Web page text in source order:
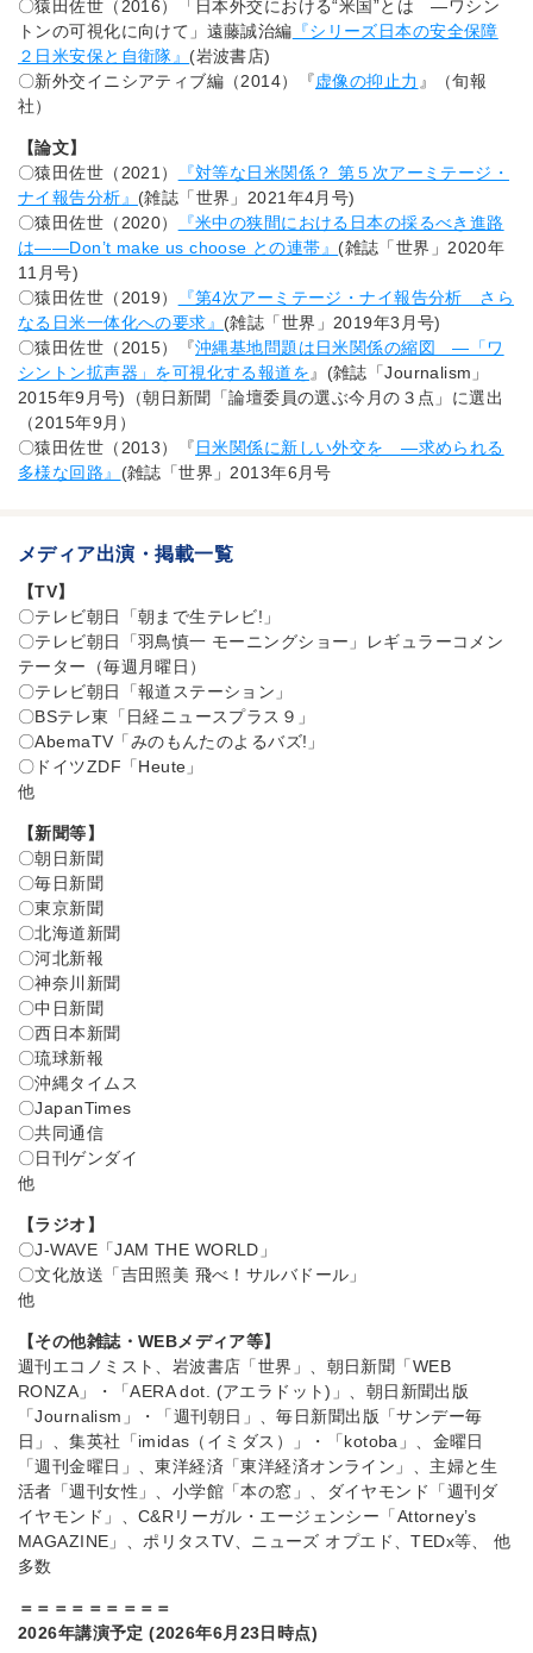
〇猿田佐世（2016）「日本外交における“米国”とは ―ワシン
トンの可視化に向けて」遠藤誠治編 『シリーズ日本の安全保障
２日米安保と自衛隊』 (岩波書店)
〇新外交イニシアティブ編（2014）『虚像の抑止力 』（旬報
社）
【論文】
〇猿田佐世（2021）
『対等な日米関係？ 第５次アーミテージ・
ナイ報告分析』 (雑誌「世界」2021年4月号)
〇猿田佐世（2020）
『米中の狭間における日本の採るべき進路
は――Don’t make us choose との連帯』 (雑誌「世界」2020年
11月号)
〇猿田佐世（2019）
『第4次アーミテージ・ナイ報告分析 さら
なる日米一体化への要求』 (雑誌「世界」2019年3月号)
〇猿田佐世（2015）『沖縄基地問題は日米関係の縮図 ―「ワ
シントン拡声器」を可視化する報道を 』(雑誌「Journalism」
2015年9月号)（朝日新聞「論壇委員の選ぶ今月の３点」に選出
（2015年9月）
〇猿田佐世（2013）『日米関係に新しい外交を ―求められる
多様な回路』 (雑誌「世界」2013年6月号
メディア出演・掲載一覧
【TV】
〇テレビ朝日「朝まで生テレビ!」
〇テレビ朝日「羽鳥慎一 モーニングショー」レギュラーコメン
テーター（毎週月曜日）
〇テレビ朝日「報道ステーション」
〇BSテレ東「日経ニュースプラス９」
〇AbemaTV「みのもんたのよるバズ!」
〇ドイツZDF「Heute」
他
【新聞等】
〇朝日新聞
〇毎日新聞
〇東京新聞
〇北海道新聞
〇河北新報
〇神奈川新聞
〇中日新聞
〇西日本新聞
〇琉球新報
〇沖縄タイムス
〇JapanTimes
〇共同通信
〇日刊ゲンダイ
他
【ラジオ】
〇J-WAVE「JAM THE WORLD」
〇文化放送「吉田照美 飛べ！サルバドール」
他
【その他雑誌・WEBメディア等】
週刊エコノミスト、岩波書店「世界」、朝日新聞「WEB
RONZA」・「AERA dot. (アエラドット)」、朝日新聞出版
「Journalism」・「週刊朝日」、毎日新聞出版「サンデー毎
日」、集英社「imidas（イミダス）」・「kotoba」、金曜日
「週刊金曜日」、東洋経済「東洋経済オンライン」、主婦と生
活者「週刊女性」、小学館「本の窓」、ダイヤモンド「週刊ダ
イヤモンド」、C&Rリーガル・エージェンシー「Attorney’s
MAGAZINE」、ポリタスTV、ニューズ オプエド、TEDx等、 他
多数
＝＝＝＝＝＝＝＝＝
2026年講演予定 (2026年6月23日時点)